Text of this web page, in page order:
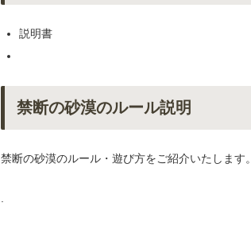
説明書
禁断の砂漠のルール説明
禁断の砂漠のルール・遊び方をご紹介いたします。
.